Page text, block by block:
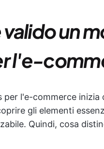
un
l'e-
per l'e-commerce
gli elementi
Quindi, cosa